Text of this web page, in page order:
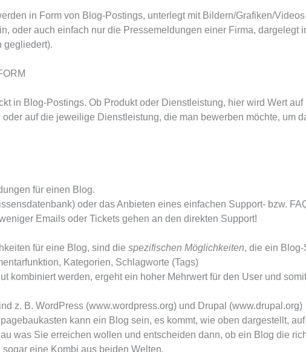
in Form von Blog-Postings, unterlegt mit Bildern/Grafiken/
oder auch einfach nur die Pressemeldungen einer Firma,
gegliedert).
in Blog-Postings. Ob Produkt oder Dienstleistung, hier wird Wert
auf die jeweilige Dienstleistung, die man bewerben möchte, um
für einen Blog.
oder das Anbieten eines einfachen Support- bzw.
Emails oder Tickets gehen an den direkten Support!
für eine Blog, sind die spezifischen Möglichkeiten, die ein
Kategorien, Schlagworte (Tags)
kombiniert werden, ergeht ein hoher Mehrwert für den User und
z. B. WordPress (www.wordpress.org) und Drupal (www.drupal.org)
kann ein Blog sein, es kommt, wie oben dargestellt,
was Sie erreichen wollen und entscheiden dann, ob ein Blog die
eine Kombi aus beiden Welten.